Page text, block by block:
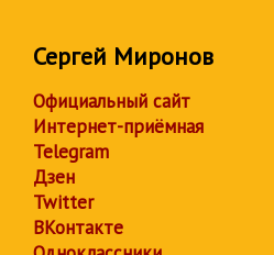
Сергей Миронов
Официальный сайт
Интернет-приёмная
Telegram
Дзен
Twitter
ВКонтакте